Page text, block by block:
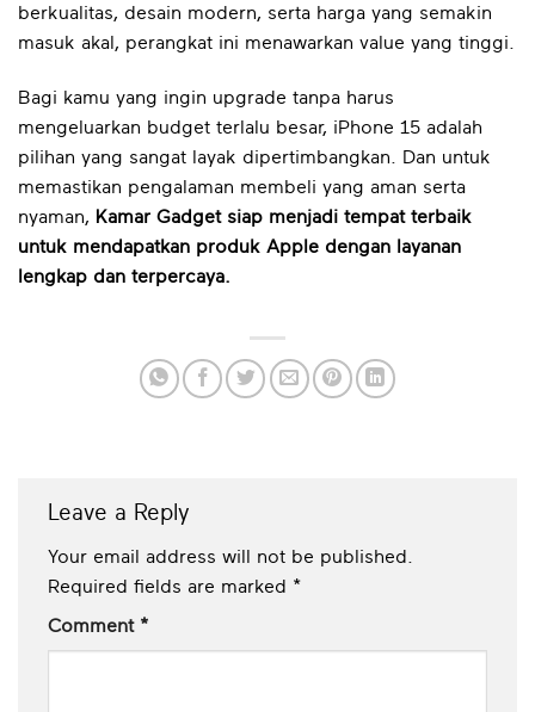
berkualitas, desain modern, serta harga yang semakin
masuk akal, perangkat ini menawarkan value yang tinggi.
Bagi kamu yang ingin upgrade tanpa harus
mengeluarkan budget terlalu besar, iPhone 15 adalah
pilihan yang sangat layak dipertimbangkan. Dan untuk
memastikan pengalaman membeli yang aman serta
nyaman, Kamar Gadget siap menjadi tempat terbaik
untuk mendapatkan produk Apple dengan layanan
lengkap dan terpercaya.
Leave a Reply
Your email address will not be published.
Required fields are marked *
Comment *